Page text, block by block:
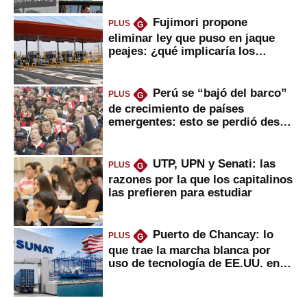
PLUS G
Fujimori propone
eliminar ley que puso en jaque
peajes: ¿qué implicaría los
PLUS G
Perú se “bajó del barco”
de crecimiento de países
emergentes: esto se perdió desde
PLUS G
UTP, UPN y Senati: las
razones por la que los capitalinos
las prefieren para estudiar
PLUS G
Puerto de Chancay: lo
que trae la marcha blanca por
uso de tecnología de EE.UU. en